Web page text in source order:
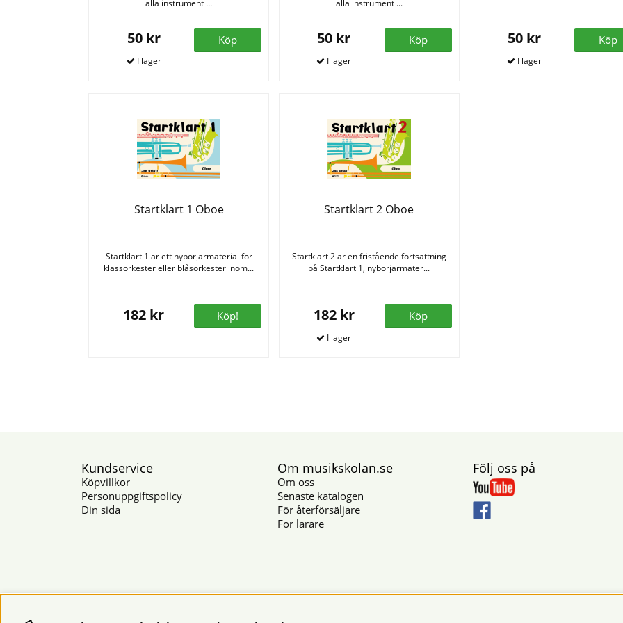
alla instrument ...
50 kr Köp
alla instrument ...
50 kr Köp 50 kr Köp
Startklart 1 Oboe
Startklart 1 är ett nybörjarmaterial för
klassorkester eller blåsorkester inom...
182 kr Köp!
Startklart 2 Oboe
Startklart 2 är en fristående fortsättning
på Startklart 1, nybörjarmater...
182 kr Köp
Kundservice
Köpvillkor
Personuppgiftspolicy
Din sida
Om musikskolan.se
Om oss
Senaste katalogen
För återförsäljare
För lärare
Följ oss på
Säkra betalningar